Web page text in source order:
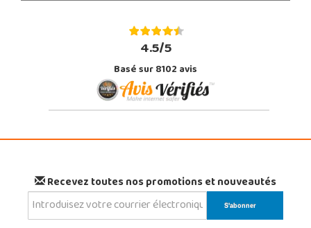
4.5/5
Basé sur 8102 avis
Recevez toutes nos promotions et nouveautés